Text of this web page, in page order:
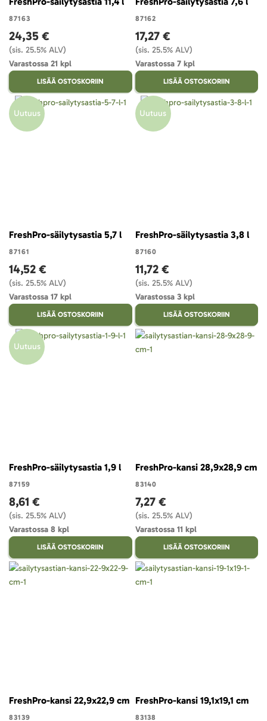
87163
24,35 €
(sis. 25.5% ALV)
Varastossa 21 kpl
LISÄÄ OSTOSKORIIN
87162
17,27 €
(sis. 25.5% ALV)
Varastossa 7 kpl
LISÄÄ OSTOSKORIIN
Uutuus
FreshPro-säilytysastia 5,7 l
87161
14,52 €
(sis. 25.5% ALV)
Varastossa 17 kpl
LISÄÄ OSTOSKORIIN
Uutuus
FreshPro-säilytysastia 3,8 l
87160
11,72 €
(sis. 25.5% ALV)
Varastossa 3 kpl
LISÄÄ OSTOSKORIIN
Uutuus
FreshPro-säilytysastia 1,9 l
87159
8,61 €
(sis. 25.5% ALV)
Varastossa 8 kpl
LISÄÄ OSTOSKORIIN
FreshPro-kansi 28,9x28,9 cm
83140
7,27 €
(sis. 25.5% ALV)
Varastossa 11 kpl
LISÄÄ OSTOSKORIIN
FreshPro-kansi 22,9x22,9 cm
83139
FreshPro-kansi 19,1x19,1 cm
83138